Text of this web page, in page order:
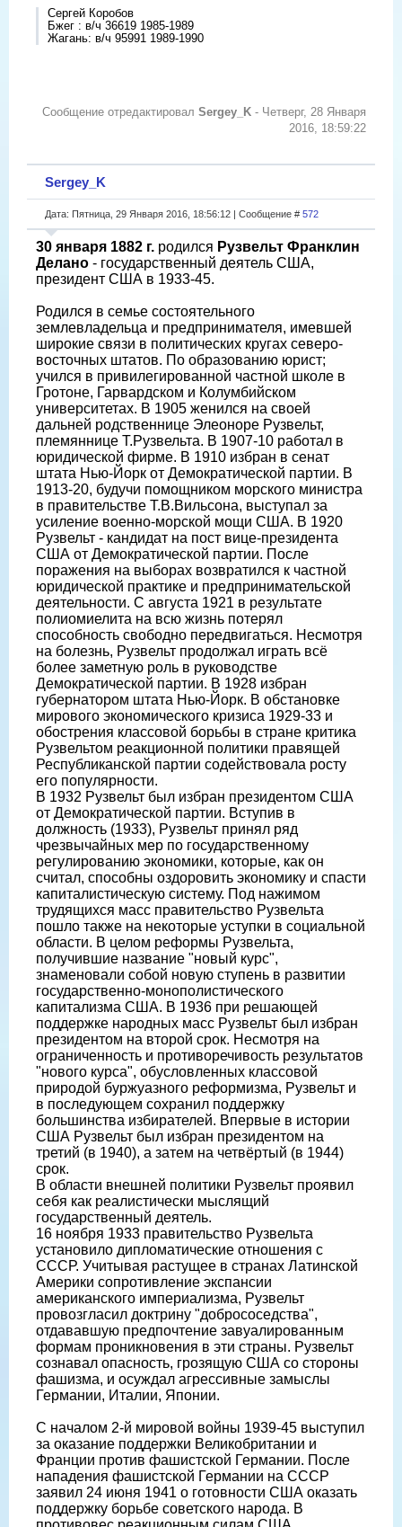
Сергей Коробов
Бжег : в/ч 36619 1985-1989
Жагань: в/ч 95991 1989-1990
Сообщение отредактировал Sergey_K - Четверг, 28 Января
2016, 18:59:22
Sergey_K
Дата: Пятница, 29 Января 2016, 18:56:12 | Сообщение # 572
30 января 1882 г. родился Рузвельт Франклин
Делано - государственный деятель США,
президент США в 1933-45.
Родился в семье состоятельного
землевладельца и предпринимателя, имевшей
широкие связи в политических кругах северо-
восточных штатов. По образованию юрист;
учился в привилегированной частной школе в
Гротоне, Гарвардском и Колумбийском
университетах. В 1905 женился на своей
дальней родственнице Элеоноре Рузвельт,
племяннице Т.Рузвельта. В 1907-10 работал в
юридической фирме. В 1910 избран в сенат
штата Нью-Йорк от Демократической партии. В
1913-20, будучи помощником морского министра
в правительстве Т.В.Вильсона, выступал за
усиление военно-морской мощи США. В 1920
Рузвельт - кандидат на пост вице-президента
США от Демократической партии. После
поражения на выборах возвратился к частной
юридической практике и предпринимательской
деятельности. С августа 1921 в результате
полиомиелита на всю жизнь потерял
способность свободно передвигаться. Несмотря
на болезнь, Рузвельт продолжал играть всё
более заметную роль в руководстве
Демократической партии. В 1928 избран
губернатором штата Нью-Йорк. В обстановке
мирового экономического кризиса 1929-33 и
обострения классовой борьбы в стране критика
Рузвельтом реакционной политики правящей
Республиканской партии содействовала росту
его популярности.
В 1932 Рузвельт был избран президентом США
от Демократической партии. Вступив в
должность (1933), Рузвельт принял ряд
чрезвычайных мер по государственному
регулированию экономики, которые, как он
считал, способны оздоровить экономику и спасти
капиталистическую систему. Под нажимом
трудящихся масс правительство Рузвельта
пошло также на некоторые уступки в социальной
области. В целом реформы Рузвельта,
получившие название "новый курс",
знаменовали собой новую ступень в развитии
государственно-монополистического
капитализма США. В 1936 при решающей
поддержке народных масс Рузвельт был избран
президентом на второй срок. Несмотря на
ограниченность и противоречивость результатов
"нового курса", обусловленных классовой
природой буржуазного реформизма, Рузвельт и
в последующем сохранил поддержку
большинства избирателей. Впервые в истории
США Рузвельт был избран президентом на
третий (в 1940), а затем на четвёртый (в 1944)
срок.
В области внешней политики Рузвельт проявил
себя как реалистически мыслящий
государственный деятель.
16 ноября 1933 правительство Рузвельта
установило дипломатические отношения с
СССР. Учитывая растущее в странах Латинской
Америки сопротивление экспансии
американского империализма, Рузвельт
провозгласил доктрину "добрососедства",
отдававшую предпочтение завуалированным
формам проникновения в эти страны. Рузвельт
сознавал опасность, грозящую США со стороны
фашизма, и осуждал агрессивные замыслы
Германии, Италии, Японии.
С началом 2-й мировой войны 1939-45 выступил
за оказание поддержки Великобритании и
Франции против фашистской Германии. После
нападения фашистской Германии на СССР
заявил 24 июня 1941 о готовности США оказать
поддержку борьбе советского народа. В